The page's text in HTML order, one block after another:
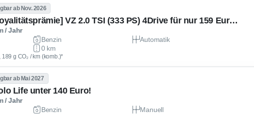
ab Nov. 2026
🌶 Cupra Leon [Loyalitätsprämie] VZ 2.0 TSI (333 PS) 4Drive für nur 159 Euro netto!
/ Jahr
Benzin
Automatik
0 km
g CO₂ / km (komb.)*
ab Mai 2027
Life unter 140 Euro!
/ Jahr
Benzin
Manuell